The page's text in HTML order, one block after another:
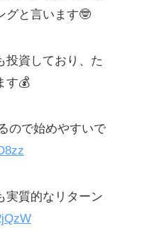
グと言います🤓
投資しており、た
す💰
ので始めやすいで
実質的なリターン